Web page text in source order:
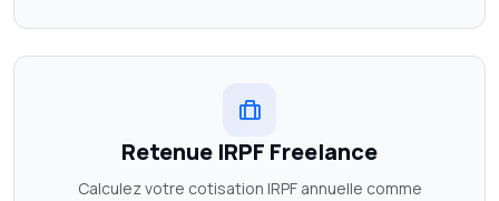
Retenue IRPF Freelance
Calculez votre cotisation IRPF annuelle comme